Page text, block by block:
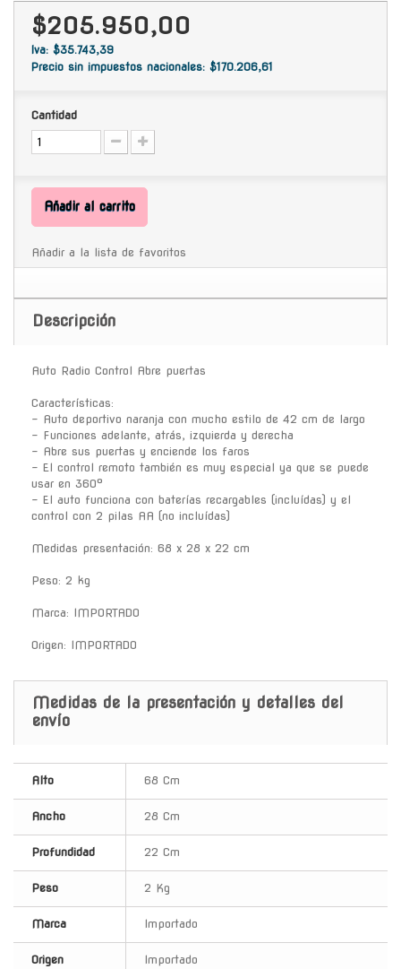
$205.950,00
Iva: $35.743,39
Precio sin impuestos nacionales: $170.206,61
Cantidad
Añadir al carrito
Añadir a la lista de favoritos
Descripción
Auto Radio Control Abre puertas
Características:
- Auto deportivo naranja con mucho estilo de 42 cm de largo
- Funciones adelante, atrás, izquierda y derecha
- Abre sus puertas y enciende los faros
- El control remoto también es muy especial ya que se puede
usar en 360°
- El auto funciona con baterías recargables (incluídas) y el
control con 2 pilas AA (no incluídas)
Medidas presentación: 68 x 28 x 22 cm
Peso: 2 kg
Marca: IMPORTADO
Origen: IMPORTADO
Medidas de la presentación y detalles del
envío
Alto 68 Cm
Ancho 28 Cm
Profundidad 22 Cm
Peso 2 Kg
Marca Importado
Origen Importado